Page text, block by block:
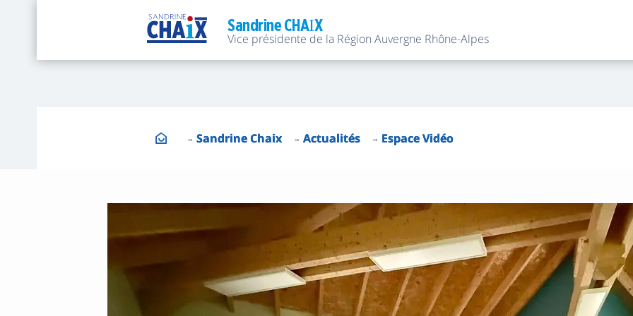
Sandrine CHAIX
Vice présidente de la Région Auvergne Rhône-Alpes
Sandrine Chaix Actualités Espace Vidéo